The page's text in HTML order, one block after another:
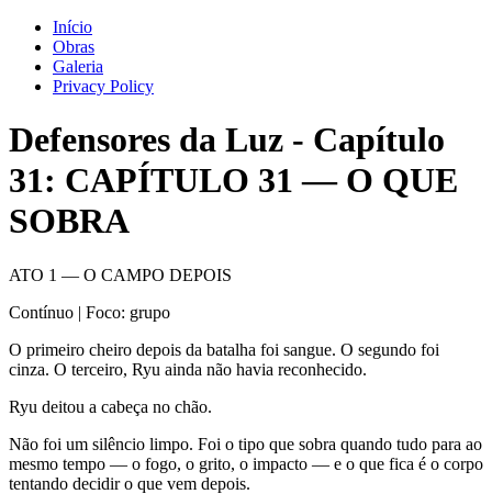
Início
Obras
Galeria
Privacy Policy
Defensores da Luz - Capítulo
31: CAPÍTULO 31 — O QUE
SOBRA
ATO 1 — O CAMPO DEPOIS
Contínuo | Foco: grupo
O primeiro cheiro depois da batalha foi sangue. O segundo foi
cinza. O terceiro, Ryu ainda não havia reconhecido.
Ryu deitou a cabeça no chão.
Não foi um silêncio limpo. Foi o tipo que sobra quando tudo para ao
mesmo tempo — o fogo, o grito, o impacto — e o que fica é o corpo
tentando decidir o que vem depois.